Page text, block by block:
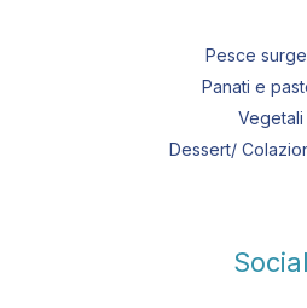
Pesce
Panati e
Vegetali
Dessert/
Social